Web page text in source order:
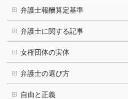
弁護士報酬算定基準
弁護士に関する記事
女権団体の実体
弁護士の選び方
自由と正義